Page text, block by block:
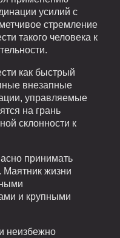
усилий с
стремление
такого человека к
как быстрый
внезапные
управляемые
на грань
склонности к
принимать
Маятник жизни
и крупными
неизбежно